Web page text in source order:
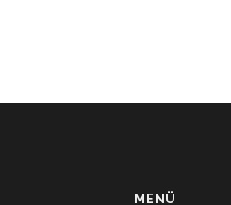
MENÜ